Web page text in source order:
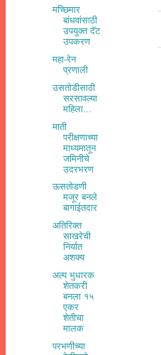
मच्छिमार
बांधवांसाठी
उपयुक्त दॅट
उपकरण
महा-रेन
प्रणाली
उसतोडीसाठी
सरसावल्या
महिला...
माती
परीक्षणाच्या
माध्यमातून
जमिनीचे
उदरभरण
ऊसतोडणी
मजूर बनले
बागाईतदार
अतिरिक्त
साखरेची
निर्यात
अशक्य
अल्प भुधारक
शेतकरी
बनला १५
एकर
शेतीचा
मालक
परभणीच्‍या